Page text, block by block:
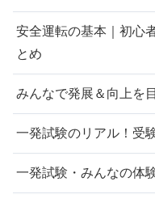
安全運転の基本｜初心
とめ
みんなで発展＆向上を
一発試験のリアル！受
一発試験・みんなの体